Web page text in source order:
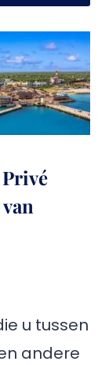
u tussen
andere